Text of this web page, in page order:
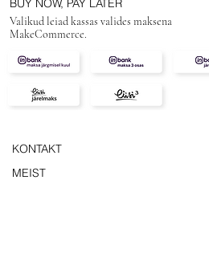
BUY NOW, PAY LATER
Valikud leiad kassas valides maksena
MakeCommerce.
KONTAKT
MEIST